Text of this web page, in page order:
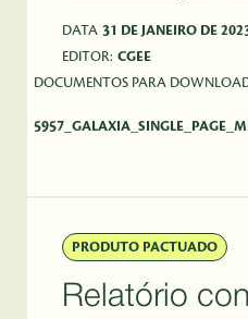
DATA 31 DE JANEIRO DE
EDITOR: CGEE
DOCUMENTOS PARA
PRODUTO PACTUADO
Relatório